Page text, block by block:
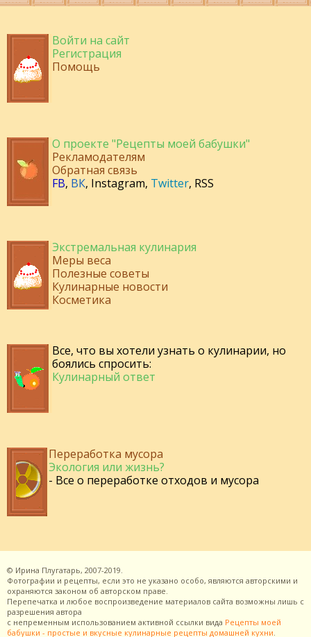
Войти на сайт
Регистрация
Помощь
О проекте "Рецепты моей бабушки"
Рекламодателям
Обратная связь
FB, ВК, Instagram, Twitter, RSS
Экстремальная кулинария
Меры веса
Полезные советы
Кулинарные новости
Косметика
Все, что вы хотели узнать о кулинарии, но
боялись спросить:
Кулинарный ответ
Переработка мусора
Экология или жизнь?
- Все о переработке отходов и мусора
© Ирина Плугатарь, 2007-2019.
Фотографии и рецепты, если это не указано особо, являются авторскими и
охраняются законом об авторском праве.
Перепечатка и любое воспроизведение материалов сайта возможны лишь с
разрешения автора
с непременным использованием активной ссылки вида Рецепты моей
бабушки - простые и вкусные кулинарные рецепты домашней кухни.